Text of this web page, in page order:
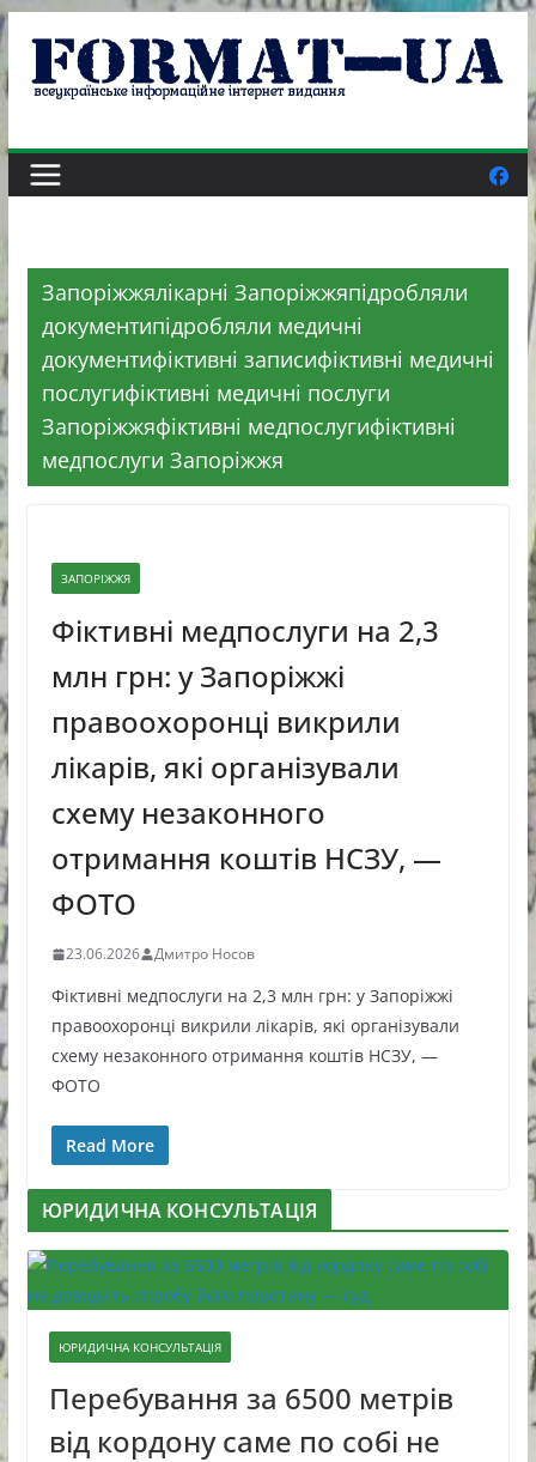
Skip
content
Запоріжжялікарні Запоріжжяпідробляли
документипідробляли медичні
документифіктивні записифіктивні медичні
послугифіктивні медичні послуги
Запоріжжяфіктивні медпослугифіктивні
медпослуги Запоріжжя
ЗАПОРІЖЖЯ
Фіктивні медпослуги на 2,3
млн грн: у Запоріжжі
правоохоронці викрили
лікарів, які організували
схему незаконного
отримання коштів НСЗУ, —
ФОТО
23.06.2026 Дмитро Носов
Фіктивні медпослуги на 2,3 млн грн: у Запоріжжі
правоохоронці викрили лікарів, які організували
схему незаконного отримання коштів НСЗУ, —
ФОТО
Read More
ЮРИДИЧНА КОНСУЛЬТАЦІЯ
ЮРИДИЧНА КОНСУЛЬТАЦІЯ
Перебування за 6500 метрів
від кордону саме по собі не